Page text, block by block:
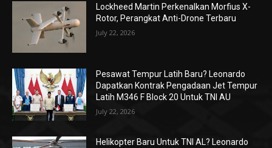
Lockheed Martin Perkenalkan Morfius X-
Rotor, Perangkat Anti-Drone Terbaru
July 22, 2026
Pesawat Tempur Latih Baru? Leonardo
Dapatkan Kontrak Pengadaan Jet Tempur
Latih M346 F Block 20 Untuk TNI AU
July 22, 2026
Helikopter Baru Untuk TNI AL? Leonardo